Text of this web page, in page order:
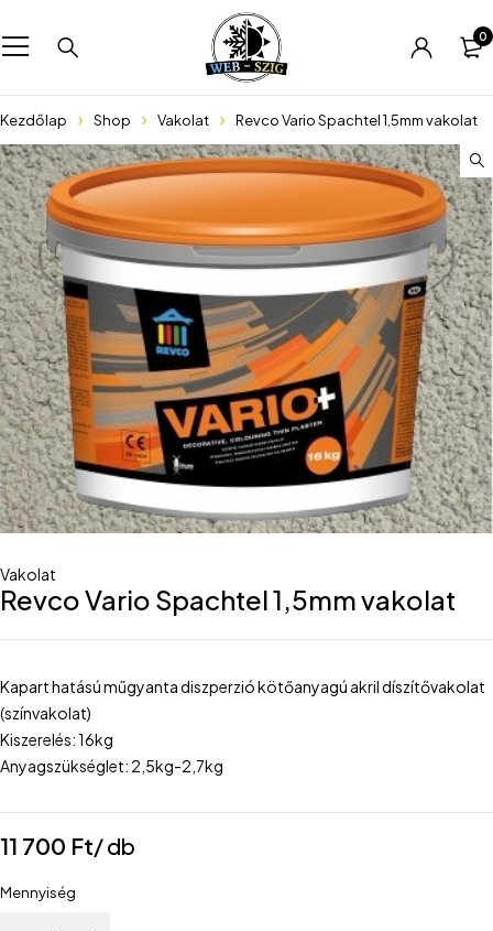
0
Kezdőlap Shop Vakolat Revco Vario Spachtel 1,5mm vakolat
Vakolat
Revco Vario Spachtel 1,5mm vakolat
Kapart hatású műgyanta diszperzió kötőanyagú akril díszítővakolat
(színvakolat)
Kiszerelés: 16kg
Anyagszükséglet: 2,5kg-2,7kg
11 700 Ft/ db
Mennyiség